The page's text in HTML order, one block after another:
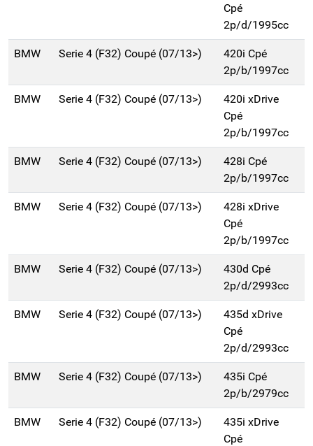
Cpé
2p/d/1995cc
BMW Serie 4 (F32) Coupé (07/13>)
420i Cpé
2p/b/1997cc
BMW Serie 4 (F32) Coupé (07/13>)
420i xDrive
Cpé
2p/b/1997cc
BMW Serie 4 (F32) Coupé (07/13>)
428i Cpé
2p/b/1997cc
BMW Serie 4 (F32) Coupé (07/13>)
428i xDrive
Cpé
2p/b/1997cc
BMW Serie 4 (F32) Coupé (07/13>)
430d Cpé
2p/d/2993cc
BMW Serie 4 (F32) Coupé (07/13>)
435d xDrive
Cpé
2p/d/2993cc
BMW Serie 4 (F32) Coupé (07/13>)
435i Cpé
2p/b/2979cc
BMW Serie 4 (F32) Coupé (07/13>)
435i xDrive
Cpé